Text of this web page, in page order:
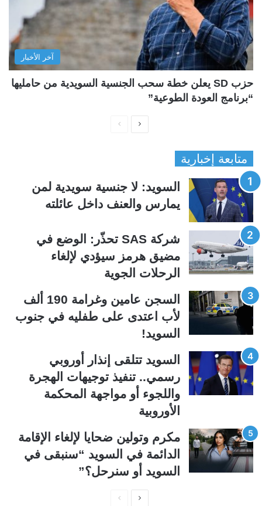
آخر الأخبار
حزب SD يعلن خطة سحب الجنسية السويدية من حامليها
“برنامج العودة الطوعية”
ح
ة
ل
س
ا
ق
ة
ح
ة
ل
ت
ي
ة
متابعة إخبارية
السويد: لا جنسية سويدية لمن
يمارس والعنف داخل عائلته
شركة SAS تحذّر: الوضع في
مضيق هرمز سيؤدي لإلغاء
الرحلات الجوية
السجن عامين وغرامة 190 ألف
لأب اعتدى على طفليه في جنوب
السويد!
السويد تتلقى إنذار أوروبي
رسمي.. تنفيذ توجيهات الهجرة
واللجوء أو مواجهة المحكمة
الأوروبية
مكرم وتولين ضحايا لإلغاء الإقامة
الدائمة في السويد “سنبقى في
السويد أو سنرحل؟”